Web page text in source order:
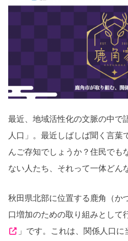
最近、地域活性化の文脈の中で
人口」。最近しばしば聞く言葉
んご存知でしょうか？住民でも
ない人たち、それって一体どん
秋田県北部に位置する鹿角（か
口増加のための取り組みとして
」です。これは、関係人口